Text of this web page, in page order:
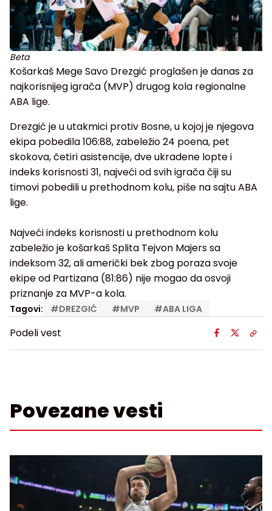
Beta
Košarkaš Mege Savo Drezgić proglašen je danas za
najkorisnijeg igrača (MVP) drugog kola regionalne
ABA lige.
Drezgić je u utakmici protiv Bosne, u kojoj je njegova
ekipa pobedila 106:88, zabeležio 24 poena, pet
skokova, četiri asistencije, dve ukradene lopte i
indeks korisnosti 31, najveći od svih igrača čiji su
timovi pobedili u prethodnom kolu, piše na sajtu ABA
lige.
Najveći indeks korisnosti u prethodnom kolu
zabeležio je košarkaš Splita Tejvon Majers sa
indeksom 32, ali američki bek zbog poraza svoje
ekipe od Partizana (81:86) nije mogao da osvoji
priznanje za MVP-a kola.
Tagovi: #DREZGIĆ #MVP #ABA LIGA
Podeli vest
Povezane vesti